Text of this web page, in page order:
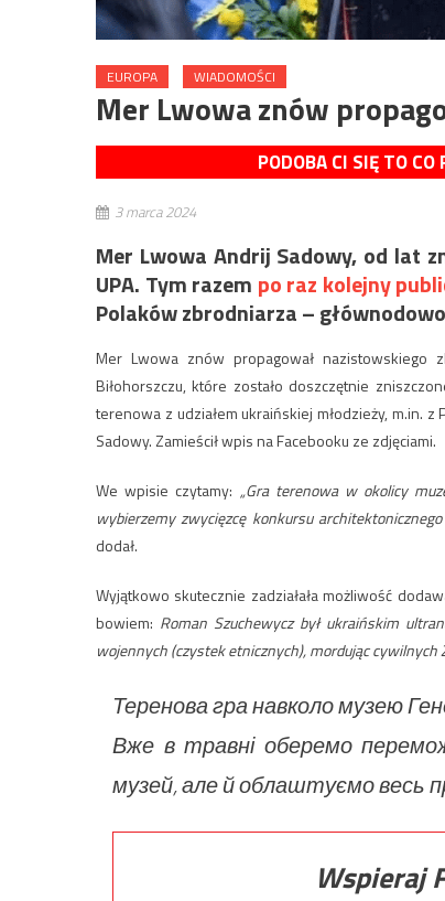
EUROPA WIADOMOŚCI
Mer Lwowa znów
PODOBA CI SIĘ TO
3 marca 2024
Mer Lwowa Andrij Sadowy, od lat
UPA. Tym razem po raz kolejny
Polaków zbrodniarza –
Mer Lwowa znów propagował nazistowskiego
Biłohorszczu, które zostało doszczętnie
terenowa z udziałem ukraińskiej młodzieży, m.in.
Sadowy. Zamieścił wpis na Facebooku ze zdjęciami.
We wpisie czytamy: „Gra terenowa w okolicy
wybierzemy zwycięzcę konkursu
dodał.
Wyjątkowo skutecznie zadziałała możliwość
bowiem: Roman Szuchewycz był ukraińskim
wojennych (czystek etnicznych), mordując cywilnych
Теренова гра навколо музею
Вже в травні оберемо
музей, але й облаштуємо весь
Wspieraj